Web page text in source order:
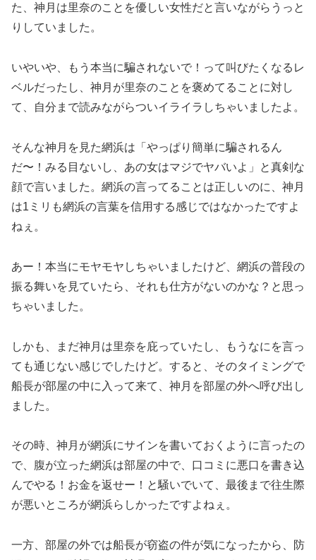
た、神月は里奈のことを優しい女性だと言いながらうっと
りしていました。
いやいや、もう本当に騙されないで！って叫びたくなるレ
ベルだったし、神月が里奈のことを褒めてることに対し
て、自分まで読みながらついイライラしちゃいましたよ。
そんな神月を見た網浜は「やっぱり簡単に騙されるん
だ〜！みる目ないし、あの女はマジでヤバいよ」と真剣な
顔で言いました。網浜の言ってることは正しいのに、神月
は1ミリも網浜の言葉を信用する感じではなかったですよ
ねぇ。
あー！本当にモヤモヤしちゃいましたけど、網浜の普段の
振る舞いを見ていたら、それも仕方がないのかな？と思っ
ちゃいました。
しかも、まだ神月は里奈を庇っていたし、もうなにを言っ
ても通じない感じでしたけど。すると、そのタイミングで
船長が部屋の中に入って来て、神月を部屋の外へ呼び出し
ました。
その時、神月が網浜にサインを書いておくように言ったの
で、腹が立った網浜は部屋の中で、口コミに悪口を書き込
んでやる！お金を返せー！と騒いでいて、最後まで往生際
が悪いところが網浜らしかったですよねぇ。
一方、部屋の外では船長が窃盗の件が気になったから、防